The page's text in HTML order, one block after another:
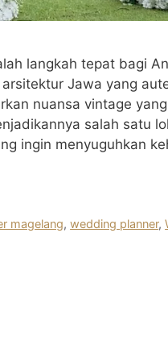
langkah tepat bagi
Jawa yang
nuansa vintage
salah satu
ingin menyuguhkan
magelang,wedding planner,